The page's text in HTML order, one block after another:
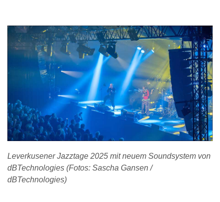
Leverkusener Jazztage 2025 mit neuem Soundsystem von
dBTechnologies (Fotos: Sascha Gansen /
dBTechnologies)